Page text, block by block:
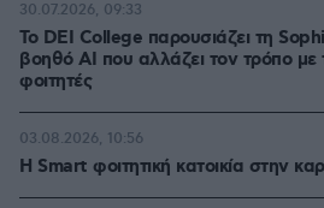
Το DEI College παρουσιάζει τη
βοηθό AI που αλλάζει τον τρόπο με
φοιτητές
30.07.2026, 09:33
Η Smart φοιτητική κατοικία στην
03.08.2026, 10:56